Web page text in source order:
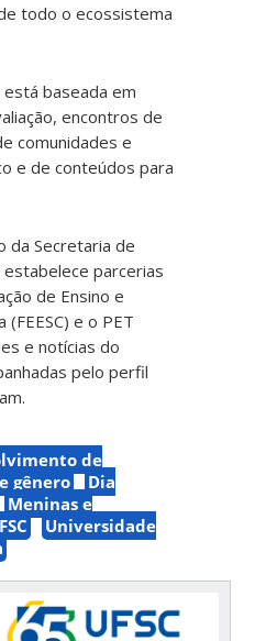
todo o ecossistema
baseada em
encontros de
comunidades e
e de conteúdos para
da Secretaria de
estabelece parcerias
de Ensino e
(FEESC) e o PET
e notícias do
pelo perfil
de
gênero
Dia
Meninas e
Universidade